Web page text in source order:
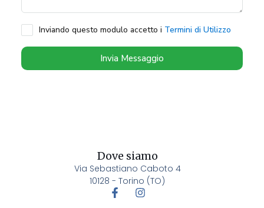
Inviando questo modulo accetto i Termini di Utilizzo
Invia Messaggio
Dove siamo
Via Sebastiano Caboto 4
10128 - Torino (TO)